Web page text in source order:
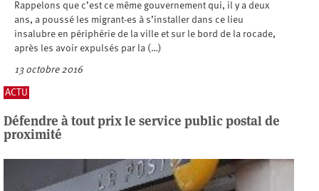
Rappelons que c’est ce même gouvernement qui, il y a deux
ans, a poussé les migrant-es à s’installer dans ce lieu
insalubre en périphérie de la ville et sur le bord de la rocade,
après les avoir expulsés par la (…)
13 octobre 2016
ACTU
Défendre à tout prix le service public postal de
proximité